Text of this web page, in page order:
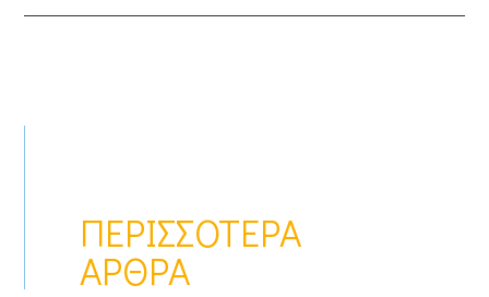
ΠΕΡΙΣΣΌΤΕΡΑ
ΆΡΘΡΑ